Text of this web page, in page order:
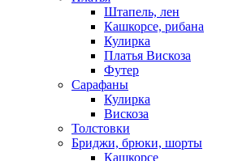
Штапель, лен
Кашкорсе, рибана
Кулирка
Платья Вискоза
Футер
Сарафаны
Кулирка
Вискоза
Толстовки
Бриджи, брюки, шорты
Кашкорсе